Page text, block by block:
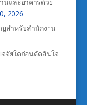
นและอาคารด้วย
2026
สำหรับสำนักงาน
จัยใดก่อนตัดสินใจ